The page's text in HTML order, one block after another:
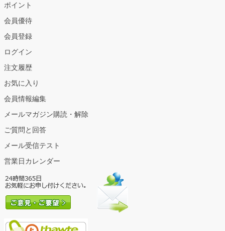
ポイント
会員優待
会員登録
ログイン
注文履歴
お気に入り
会員情報編集
メールマガジン購読・解除
ご質問と回答
メール受信テスト
営業日カレンダー